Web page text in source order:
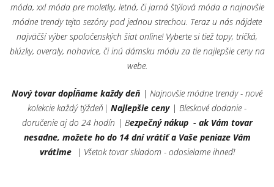
móda, xxl móda pre moletky, letná, či jarná štýlová móda a najnovšie
módne trendy tejto sezóny pod jednou strechou. Teraz u nás nájdete
najväčší výber spoločenských šiat online! Vyberte si tiež topy, tričká,
blúzky, overaly, nohavice, či inú dámsku módu za tie najlepšie ceny na
webe.
Nový tovar dopĺňame každy deň | Najnovšie módne trendy - nové
kolekcie každý týždeň| Najlepšie ceny | Bleskové dodanie -
doručenie aj do 24 hodín | Bezpečný nákup - ak Vám tovar
nesadne, možete ho do 14 dní vrátiť a Vaše peniaze Vám
vrátime
| Všetok tovar skladom - odosielame ihneď!